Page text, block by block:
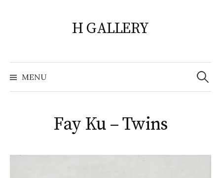
H GALLERY
MENU
Search
for:
Fay Ku – Twins